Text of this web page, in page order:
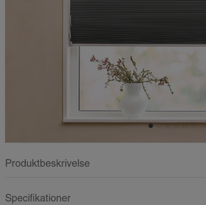
Produktbeskrivelse
Specifikationer